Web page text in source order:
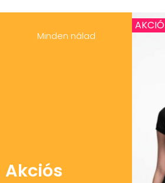
Minden nálad
Akciós
AKCIÓ